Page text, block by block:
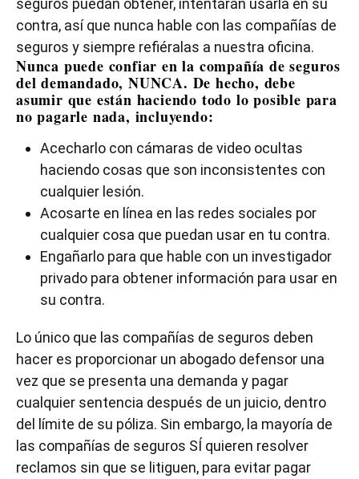
seguros puedan obtener, intentarán usarla en su
contra, así que nunca hable con las compañías de
seguros y siempre refiéralas a nuestra oficina.
Nunca puede confiar en la compañía de seguros
del demandado, NUNCA. De hecho, debe
asumir que están haciendo todo lo posible para
no pagarle nada, incluyendo:
Acecharlo con cámaras de video ocultas
haciendo cosas que son inconsistentes con
cualquier lesión.
Acosarte en línea en las redes sociales por
cualquier cosa que puedan usar en tu contra.
Engañarlo para que hable con un investigador
privado para obtener información para usar en
su contra.
Lo único que las compañías de seguros deben
hacer es proporcionar un abogado defensor una
vez que se presenta una demanda y pagar
cualquier sentencia después de un juicio, dentro
del límite de su póliza. Sin embargo, la mayoría de
las compañías de seguros SÍ quieren resolver
reclamos sin que se litiguen, para evitar pagar